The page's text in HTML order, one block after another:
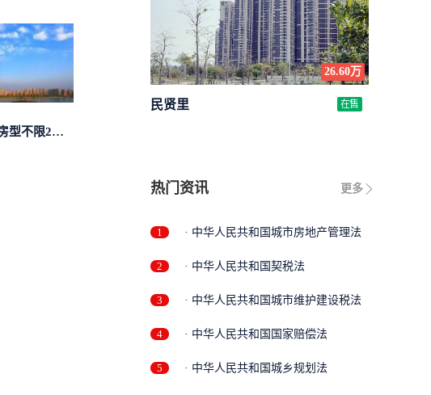
求租城东区域房型不限2室2卫装修不限2...
26.60万
民贤里 在售
更多
热门资讯
1 · 中华人民共和国城市房地产管理法
2 · 中华人民共和国契税法
3 · 中华人民共和国城市维护建设税法
4 · 中华人民共和国国家赔偿法
5 · 中华人民共和国城乡规划法